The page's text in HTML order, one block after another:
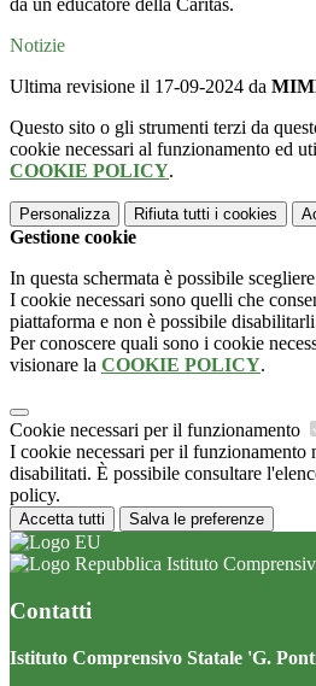
da un educatore della Caritas.
Notizie
Ultima revisione il 17-09-2024 da
Questo sito o gli strumenti terzi da
cookie necessari al funzionamento ed
COOKIE POLICY.
Personalizza Rifiuta tutti i cookies
Gestione cookie
In questa schermata è possibile
I cookie necessari sono quelli che
piattaforma e non è possibile
Per conoscere quali sono i cookie
visionare la COOKIE POLICY.
Cookie necessari per il funzionamento
I cookie necessari per il funzionamento
disabilitati. È possibile consultare
policy.
Accetta tutti Salva le preferenze
Istituto
Contatti
Istituto Comprensivo Statale 'G.